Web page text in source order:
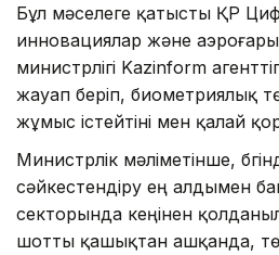
Бұл мәселеге қатысты ҚР
инновациялар және
министрлігі Kazinform
жауап беріп, биометриялық
жұмыс істейтіні мен қалай
Министрлік мәліметінше,
сәйкестендіру ең алдымен
секторында кеңінен
шотты қашықтан ашқанда,